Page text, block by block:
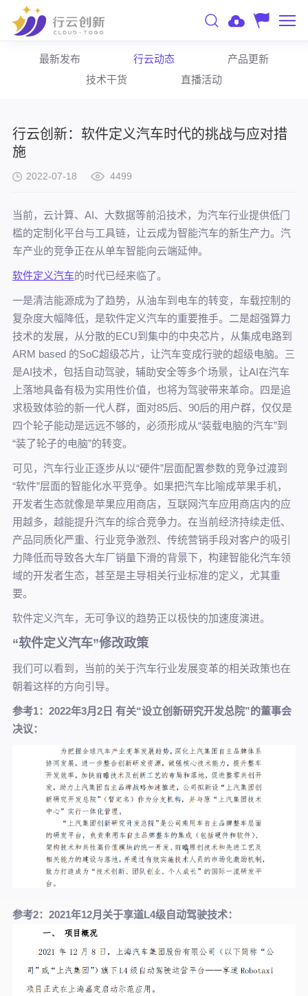
最新发布 行云动态
产品更新
技术干货
直播活动
行云创新：软件定义汽车时代的挑战与应对措
施
2022-07-18 4499
当前，云计算、AI、大数据等前沿技术，为汽车行业提供低门
槛的定制化平台与工具链，让云成为智能汽车的新生产力。汽
车产业的竞争正在从单车智能向云端延伸。
软件定义汽车的时代已经来临了。
一是清洁能源成为了趋势，从油车到电车的转变，车载控制的
复杂度大幅降低，是软件定义汽车的重要推手。二是超强算力
技术的发展，从分散的ECU到集中的中央芯片，从集成电路到
ARM based 的SoC超级芯片，让汽车变成行驶的超级电脑。三
是AI技术，包括自动驾驶，辅助安全等多个场景，让AI在汽车
上落地具备有极为实用性价值，也将为驾驶带来革命。四是追
求极致体验的新一代人群，面对85后、90后的用户群，仅仅是
四个轮子能动是远远不够的，必须形成从“装载电脑的汽车”到
“装了轮子的电脑”的转变。
可见，汽车行业正逐步从以“硬件”层面配置参数的竞争过渡到
“软件”层面的智能化水平竞争。如果把汽车比喻成苹果手机，
开发者生态就像是苹果应用商店，互联网汽车应用商店内的应
用越多，越能提升汽车的综合竞争力。在当前经济持续走低、
产品同质化严重、行业竞争激烈、传统营销手段对客户的吸引
力降低而导致各大车厂销量下滑的背景下，构建智能化汽车领
域的开发者生态，甚至是主导相关行业标准的定义，尤其重
要。
软件定义汽车，无可争议的趋势正以极快的加速度演进。
“软件定义汽车”修改政策
我们可以看到，当前的关于汽车行业发展变革的相关政策也在
朝着这样的方向引导。
参考1：2022年3月2日 有关“设立创新研究开发总院”的董事会
决议：
参考2：2021年12月关于享道L4级自动驾驶技术：